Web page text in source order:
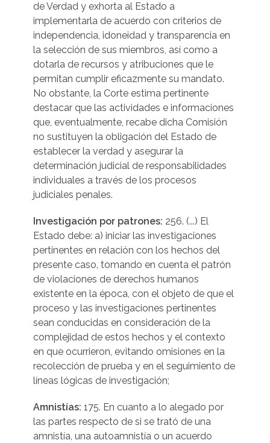
de Verdad y exhorta al Estado a
implementarla de acuerdo con criterios de
independencia, idoneidad y transparencia en
la selección de sus miembros, así como a
dotarla de recursos y atribuciones que le
permitan cumplir eficazmente su mandato.
No obstante, la Corte estima pertinente
destacar que las actividades e informaciones
que, eventualmente, recabe dicha Comisión
no sustituyen la obligación del Estado de
establecer la verdad y asegurar la
determinación judicial de responsabilidades
individuales a través de los procesos
judiciales penales.
Investigación por patrones: 256. (...) El
Estado debe: a) iniciar las investigaciones
pertinentes en relación con los hechos del
presente caso, tomando en cuenta el patrón
de violaciones de derechos humanos
existente en la época, con el objeto de que el
proceso y las investigaciones pertinentes
sean conducidas en consideración de la
complejidad de estos hechos y el contexto
en que ocurrieron, evitando omisiones en la
recolección de prueba y en el seguimiento de
líneas lógicas de investigación;
Amnistías: 175. En cuanto a lo alegado por
las partes respecto de si se trató de una
amnistía, una autoamnistía o un acuerdo